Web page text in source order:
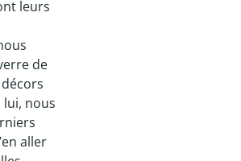
leurs
de
lui, nous
aller